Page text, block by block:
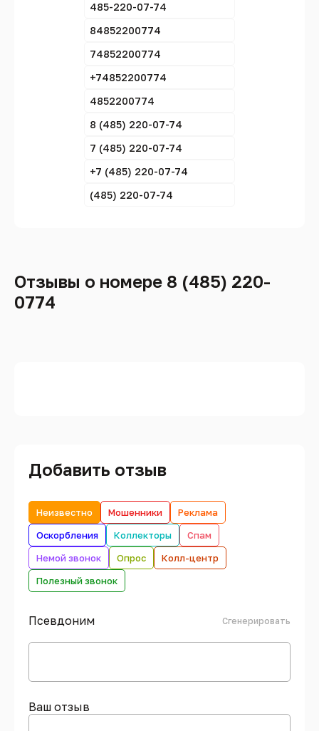
485-220-07-74
84852200774
74852200774
+74852200774
4852200774
8 (485) 220-07-74
7 (485) 220-07-74
+7 (485) 220-07-74
(485) 220-07-74
Отзывы о номере 8 (485) 220-
0774
Добавить отзыв
Неизвестно Мошенники
Реклама
Оскорбления
Коллекторы
Спам
Немой звонок
Опрос
Колл-центр
Полезный звонок
Псевдоним Сгенерировать
Ваш отзыв